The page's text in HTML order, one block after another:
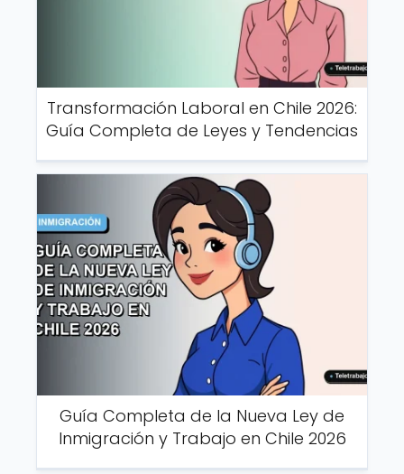
Transformación Laboral en Chile 2026:
Guía Completa de Leyes y Tendencias
Guía Completa de la Nueva Ley de
Inmigración y Trabajo en Chile 2026